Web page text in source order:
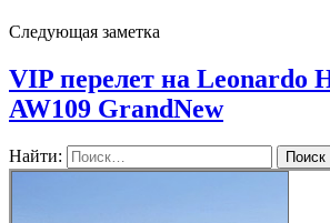
Следующая заметка
VIP перелет на Leonardo
AW109 GrandNew
Найти: